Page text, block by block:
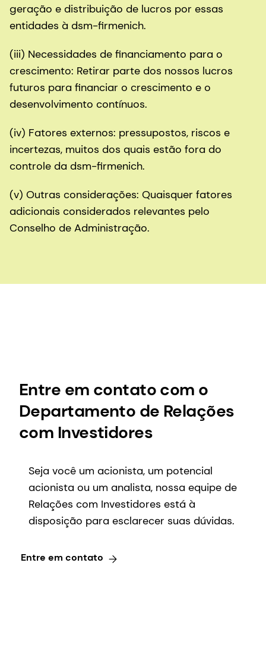
geração e distribuição de lucros por essas
entidades à dsm-firmenich.
(iii) Necessidades de financiamento para o
crescimento: Retirar parte dos nossos lucros
futuros para financiar o crescimento e o
desenvolvimento contínuos.
(iv) Fatores externos: pressupostos, riscos e
incertezas, muitos dos quais estão fora do
controle da dsm-firmenich.
(v) Outras considerações: Quaisquer fatores
adicionais considerados relevantes pelo
Conselho de Administração.
Entre em contato com o
Departamento de Relações
com Investidores
Seja você um acionista, um potencial
acionista ou um analista, nossa equipe de
Relações com Investidores está à
disposição para esclarecer suas dúvidas.
Entre em contato